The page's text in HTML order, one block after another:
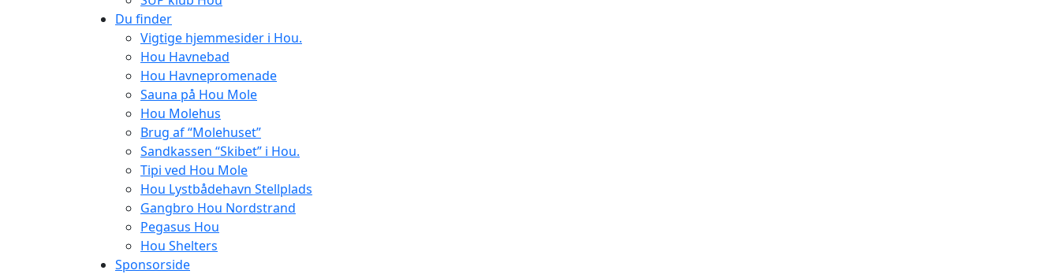
Du finder
Vigtige hjemmesider i Hou.
Hou Havnebad
Hou Havnepromenade
Sauna på Hou Mole
Hou Molehus
Brug af “Molehuset”
Sandkassen “Skibet” i Hou.
Tipi ved Hou Mole
Hou Lystbådehavn Stellplads
Gangbro Hou Nordstrand
Pegasus Hou
Hou Shelters
Sponsorside